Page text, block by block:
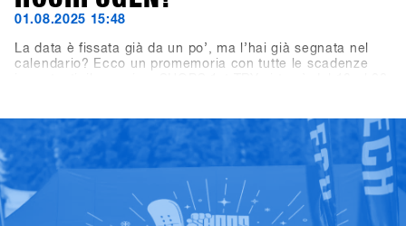
01.08.2025 15:48
La data è fissata già da un po’, ma l’hai già segnata nel
calendario? Ecco un promemoria con tutte le scadenze
settembre 2025, mentre la registrazione per i negozi aprirà
il 7 novembre 2025.Un consiglio per tutti i negozi:
iscrivetevi entro le prime tre settimane per approfittare
dell’Early Bird Package con 2×2 lift pass di due giorni e
voucher per bevande per due membri del vostro team.
Offerta valida per tutte le iscrizioni entro il 28 novembre
2025.Good times con shredding, check, confronto e high-